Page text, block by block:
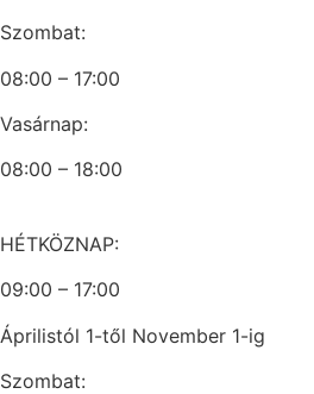
Szombat:
08:00 – 17:00
Vasárnap:
08:00 – 18:00
HÉTKÖZNAP:
09:00 – 17:00
Áprilistól 1-től November 1-ig
Szombat: